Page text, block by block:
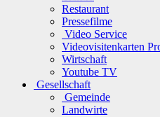
Restaurant
Pressefilme
Video Service
Videovisitenkarten
Wirtschaft
Youtube TV
Gesellschaft
Gemeinde
Landwirte